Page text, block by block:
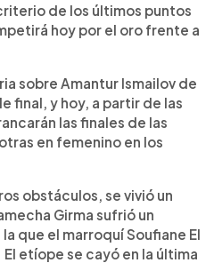
de los últimos puntos
hoy por el oro frente a
sobre Amantur Ismailov de
final, y hoy, a partir de las
las finales de las
en femenino en los
obstáculos, se vivió un
Girma sufrió un
que el marroquí Soufiane El
etíope se cayó en la última